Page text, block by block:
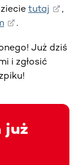
tutaj
,
.
Już dziś
i zgłosić
już